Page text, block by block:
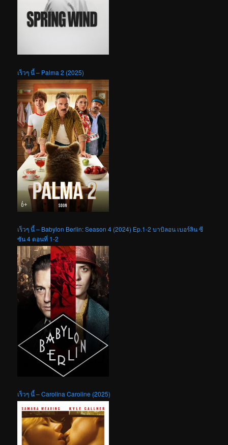
เร็วๆ นี้ – Palma 2 (2025)
เร็วๆ นี้ – Babylon Berlin: Season 4 (2024) Ep.1-2 บาบิลอน เบอร์ลิน ซี
ซัน 4 ตอนที่ 1-2
เร็วๆ นี้ – Carolina Caroline (2025)